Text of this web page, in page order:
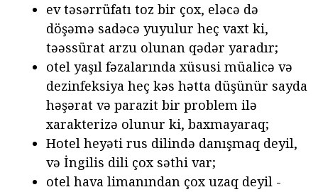
ev təsərrüfatı toz bir çox, eləcə də
döşəmə sadəcə yuyulur heç vaxt ki,
təəssürat arzu olunan qədər yaradır;
otel yaşıl fəzalarında xüsusi müalicə və
dezinfeksiya heç kəs hətta düşünür sayda
həşərat və parazit bir problem ilə
xarakterizə olunur ki, baxmayaraq;
Hotel heyəti rus dilində danışmaq deyil,
və İngilis dili çox səthi var;
otel hava limanından çox uzaq deyil -